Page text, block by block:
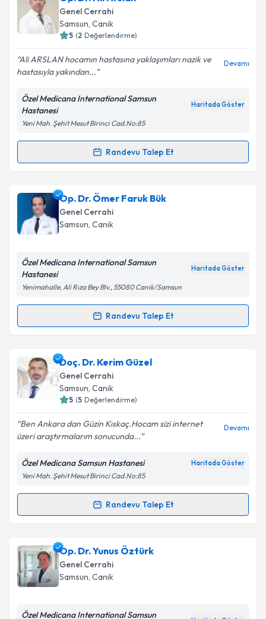
talebi oluşturun. Size bu uzmandan randevu almanız
için bir takvim hazırlandığında e-posta ile
bilgilendireceğiz.
E-posta Adresiniz
Kişisel verilerimin işlenmesine ilişkin
Metni'ni okudum ve kişisel verilerimin belirtilen
kapsamda işlenmesini kabul ediyorum.
Genel Cerrahi
Samsun, Canik
5 (2 Değerlendirme)
Ali ARSLAN hocamın hastasına yaklaşımları nazik ve
hastasıyla yakından...
Devamı
Özel Medicana International Samsun
Hastanesi
Haritada Göster
Yeni Mah. Şehit Mesut Birinci Cad.No:85
Randevu Talep Et
Randevu Takvimi Talebi
Op. Dr. Ali Arslaniçin randevu takvimi talebi
oluşturun. Size bu uzmandan randevu almanız için bir
takvim hazırlandığında e-posta ile bilgilendireceğiz.
Kişisel verilerimin işlenmesine ilişkinAydınlatma
'ni okudum ve kişisel verilerimin belirtilen
kapsamda işlenmesini kabul ediyorum.
Takvim Talebini Gönder
Op. Dr. Ömer Faruk Bük
Genel Cerrahi
Samsun, Canik
Özel Medicana International Samsun
Hastanesi
Haritada Göster
Yenimahalle, Ali Rıza Bey Blv., 55080 Canik/Samsun
Randevu Talep Et
Randevu Takvimi Talebi
Op. Dr. Ömer Faruk Bükiçin randevu takvimi talebi
oluşturun. Size bu uzmandan randevu almanız için bir
takvim hazırlandığında e-posta ile bilgilendireceğiz.
Kişisel verilerimin işlenmesine ilişkin
Aydınlatma
Metni'ni okudum ve kişisel verilerimin belirtilen
kapsamda işlenmesini kabul ediyorum.
Doç. Dr. Kerim Güzel
Genel Cerrahi
Samsun, Canik
5 (5 Değerlendirme)
Ben Ankara dan Güzin Kıskaç.Hocam sizi internet
üzeri araştırmalarım sonucunda...
Devamı
Özel Medicana Samsun Hastanesi Haritada Göster
Yeni Mah. Şehit Mesut Birinci Cad.No:85
Randevu Talep Et
Randevu Takvimi Talebi
Doç. Dr. Kerim Güzeliçin randevu takvimi talebi
oluşturun. Size bu uzmandan randevu almanız için bir
takvim hazırlandığında e-posta ile bilgilendireceğiz.
Op. Dr. Yunus Öztürk
Genel Cerrahi
Samsun, Canik
Özel Medicana International Samsun